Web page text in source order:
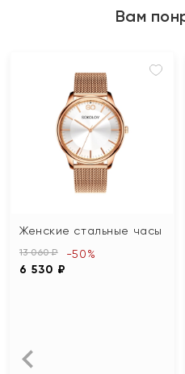
Вам
Женские стальные часы
13 060 ₽
6 530 ₽
-50%